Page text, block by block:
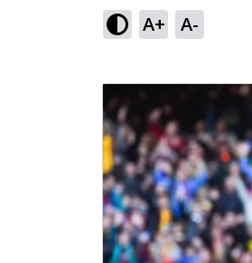
A+ A-